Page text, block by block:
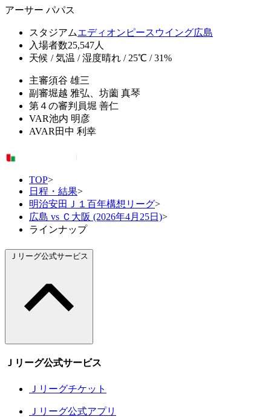
アーサー パパス
スタジアムエディオンピースウイング広島
入場者数25,547人
天候 / 気温 / 湿度晴れ / 25℃ / 31%
主審須谷 雄三
副審堀越 雅弘、坊薗 真琴
第４の審判員堀 善仁
VAR池内 明彦
AVAR 田中 利幸
TOP>
日程・結果>
明治安田Ｊ１百年構想リーグ>
広島 vs Ｃ大阪 (2026年4月25日)>
ラインナップ
Ｊリーグ公式サービス
Ｊリーグ公式サービス
Ｊリーグチケット
Ｊリーグ公式アプリ